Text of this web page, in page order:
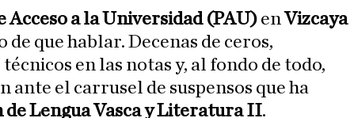
Acceso a la Universidad (PAU) enVizcaya
de que hablar. Decenas de ceros,
en las notas y, al fondo de todo,
ante el carrusel de suspensos que ha
de Lengua Vasca y Literatura II.